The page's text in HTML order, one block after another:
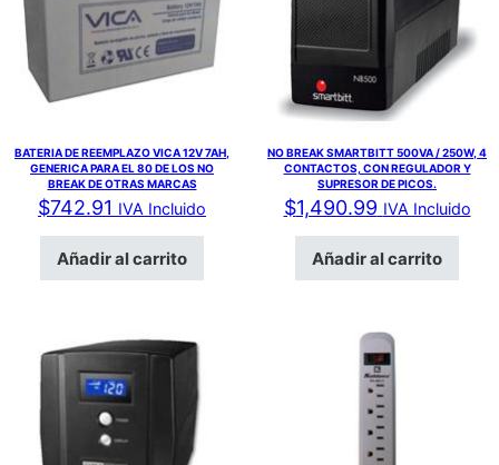
BATERIA DE REEMPLAZO VICA 12V 7AH,
GENERICA PARA EL 80 DE LOS NO
BREAK DE OTRAS MARCAS
$742.91 IVA Incluido
Añadir al carrito
NO BREAK SMARTBITT 500VA / 250W, 4
CONTACTOS, CON REGULADOR Y
SUPRESOR DE PICOS.
$1,490.99 IVA Incluido
Añadir al carrito